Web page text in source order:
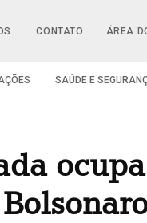
CONTATO ÁREA
SAÚDE E